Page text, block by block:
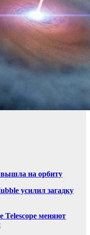
вышла на орбиту
усилил загадку
Telescope меняют